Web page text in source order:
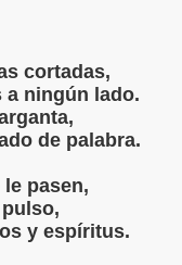
cortadas,
a ningún lado.
de palabra.
pasen,
y espíritus.
ARTE-
JEM WONG